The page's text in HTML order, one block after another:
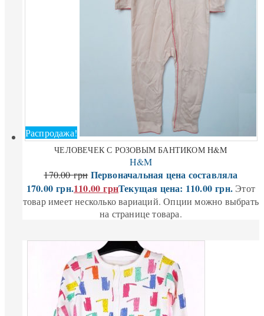
Распродажа!
ЧЕЛОВЕЧЕК С РОЗОВЫМ БАНТИКОМ H&M
H&M
170.00грн Первоначальная цена составляла
170.00 грн.110.00грнТекущая цена: 110.00 грн. Этот
товар имеет несколько вариаций. Опции можно выбрать
на странице товара.